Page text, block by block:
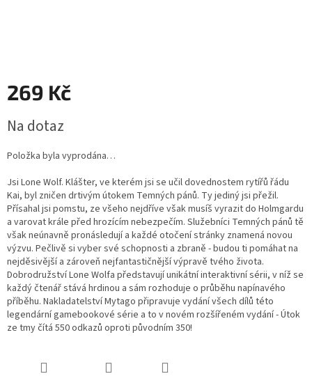
269 Kč
cena:
Na dotaz
Položka byla vyprodána…
Jsi Lone Wolf. Klášter, ve kterém jsi se učil dovednostem rytířů řádu
Kai, byl zničen drtivým útokem Temných pánů. Ty jediný jsi přežil.
Přísahal jsi pomstu, ze všeho nejdříve však musíš vyrazit do Holmgardu
a varovat krále před hrozícím nebezpečím. Služebníci Temných pánů tě
však neúnavně pronásledují a každé otočení stránky znamená novou
výzvu. Pečlivě si vyber své schopnosti a zbraně - budou ti pomáhat na
nejděsivější a zároveň nejfantastičnější výpravě tvého života.
Dobrodružství Lone Wolfa představují unikátní interaktivní sérii, v níž se
každý čtenář stává hrdinou a sám rozhoduje o průběhu napínavého
příběhu. Nakladatelství Mytago připravuje vydání všech dílů této
legendární gamebookové série a to v novém rozšířeném vydání - Útok
ze tmy čítá 550 odkazů oproti původním 350!